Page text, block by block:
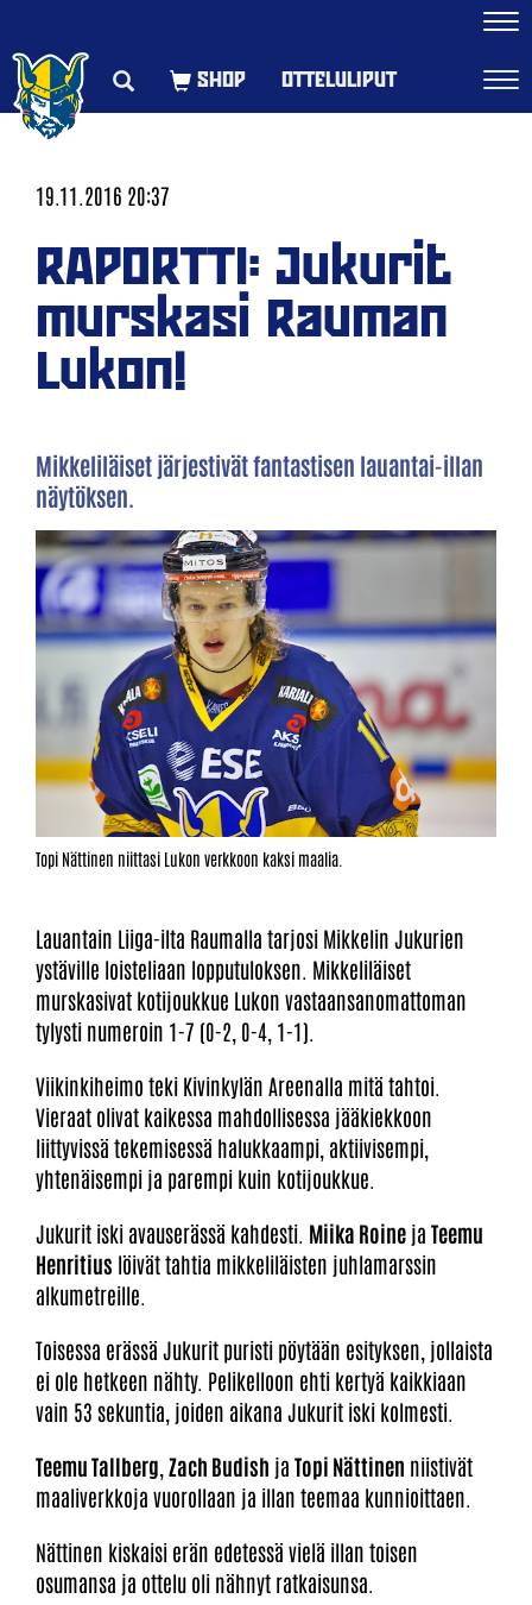
OTTELULIPUT
19.11.2016 20:37
RAPORTTI: Jukurit
murskasi Rauman
Lukon!
Mikkeliläiset järjestivät fantastisen lauantai-illan
näytöksen.
Topi Nättinen niittasi Lukon verkkoon kaksi maalia.
Lauantain Liiga-ilta Raumalla tarjosi Mikkelin Jukurien
ystäville loisteliaan lopputuloksen. Mikkeliläiset
murskasivat kotijoukkue Lukon vastaansanomattoman
tylysti numeroin 1-7 (0-2, 0-4, 1-1).
Viikinkiheimo teki Kivinkylän Areenalla mitä tahtoi.
Vieraat olivat kaikessa mahdollisessa jääkiekkoon
liittyvissä tekemisessä halukkaampi, aktiivisempi,
yhtenäisempi ja parempi kuin kotijoukkue.
Jukurit iski avauserässä kahdesti. Miika Roine ja Teemu
Henritius löivät tahtia mikkeliläisten juhlamarssin
alkumetreille.
Toisessa erässä Jukurit puristi pöytään esityksen, jollaista
ei ole hetkeen nähty. Pelikelloon ehti kertyä kaikkiaan
vain 53 sekuntia, joiden aikana Jukurit iski kolmesti.
Teemu Tallberg Zach Budish ja Topi Nättinen niistivät
maaliverkkoja vuorollaan ja illan teemaa kunnioittaen.
Nättinen kiskaisi erän edetessä vielä illan toisen
osumansa ja ottelu oli nähnyt ratkaisunsa.